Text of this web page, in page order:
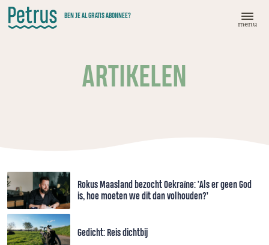
Doorgaan
naar
hoofdinhoud
BEN JE AL GRATIS ABONNEE?
menu
ARTIKELEN
Rokus Maasland bezocht Oekraïne: 'Als er geen God
is, hoe moeten we dit dan volhouden?’
Gedicht: Reis dichtbij